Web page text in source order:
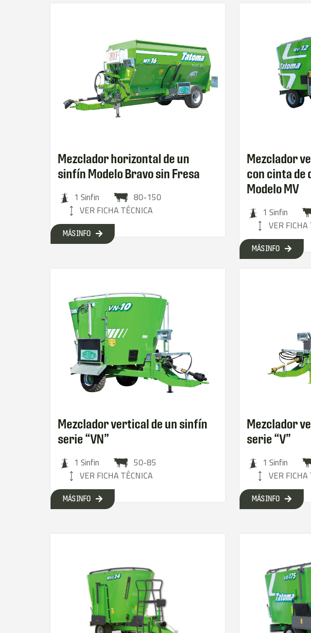
Mezclador horizontal de un
sinfín Modelo Bravo sin Fresa
1 Sinfin
80-150
VER FICHA TÉCNICA
MÁS INFO
Mezclador
con cinta de
Modelo MV
1 Sinfin
VER FICHA
MÁS INFO
Mezclador vertical de un sinfín
serie “VN”
1 Sinfin
50-85
VER FICHA TÉCNICA
MÁS INFO
Mezclador
serie “V”
1 Sinfin
VER FICHA
MÁS INFO